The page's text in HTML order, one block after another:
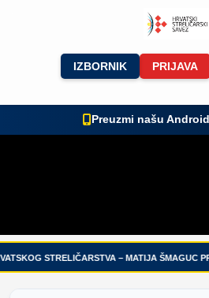
IZBORNIK PRIJAVA
Preuzmi našu
STRELIČARSTVA – MATIJA ŠMAGUC